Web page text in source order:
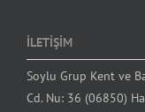
İLETİŞİM
Soylu Grup Kent ve
Cd. Nu: 36 (06850)